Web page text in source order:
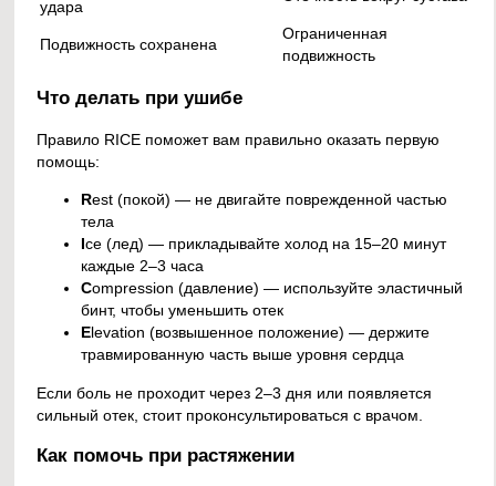
удара
Подвижность сохранена
Ограниченная
подвижность
Что делать при ушибе
Правило RICE поможет вам правильно оказать первую
помощь:
Rest (покой) — не двигайте поврежденной частью
тела
Ice (лед) — прикладывайте холод на 15–20 минут
каждые 2–3 часа
Compression (давление) — используйте эластичный
бинт, чтобы уменьшить отек
Elevation (возвышенное положение) — держите
травмированную часть выше уровня сердца
Если боль не проходит через 2–3 дня или появляется
сильный отек, стоит проконсультироваться с врачом.
Как помочь при растяжении